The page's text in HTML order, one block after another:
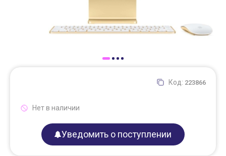
Код: 223866
Нет в наличии
Уведомить о поступлении